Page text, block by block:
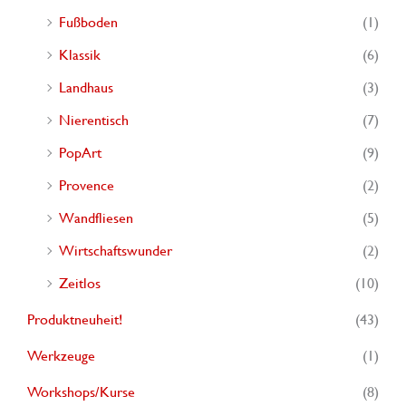
Fußboden
(1)
Klassik
(6)
Landhaus
(3)
Nierentisch
(7)
PopArt
(9)
Provence
(2)
Wandfliesen
(5)
Wirtschaftswunder
(2)
Zeitlos
(10)
Produktneuheit!
(43)
Werkzeuge
(1)
Workshops/Kurse
(8)